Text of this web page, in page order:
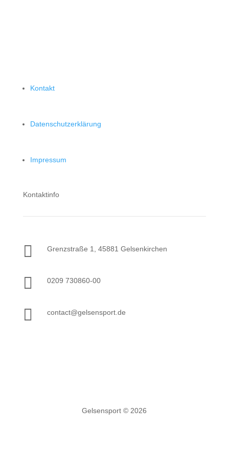
Kontakt
Datenschutzerklärung
Impressum
Kontaktinfo
 Grenzstraße 1, 45881 Gelsenkirchen
 0209 730860-00
 contact@gelsensport.de
Gelsensport© 2026